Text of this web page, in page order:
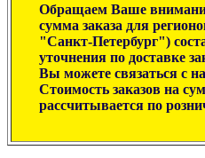
Обращаем Ваше
сумма заказа для
"Санкт-Петербург")
уточнения по доставке
Вы можете связаться с
Стоимость заказов на
рассчитывается по